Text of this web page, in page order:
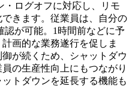
・ログオフに対応し、リモ
きます。従業員は、自分の
認が可能。1時間前などに予
画的な業務遂行を促しま
が続くため、シャットダウ
の生産性向上にもつながり
トダウンを延長する機能も